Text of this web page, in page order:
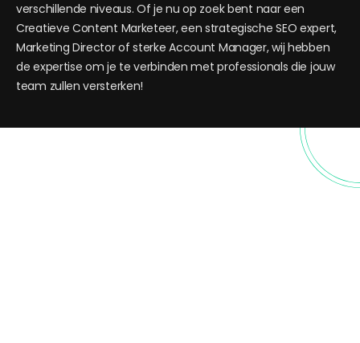
verschillende niveaus. Of je nu op zoek bent naar een
Creatieve Content Marketeer, een strategische SEO expert,
Marketing Director of sterke Account Manager, wij hebben
de expertise om je te verbinden met professionals die jouw
team zullen versterken!